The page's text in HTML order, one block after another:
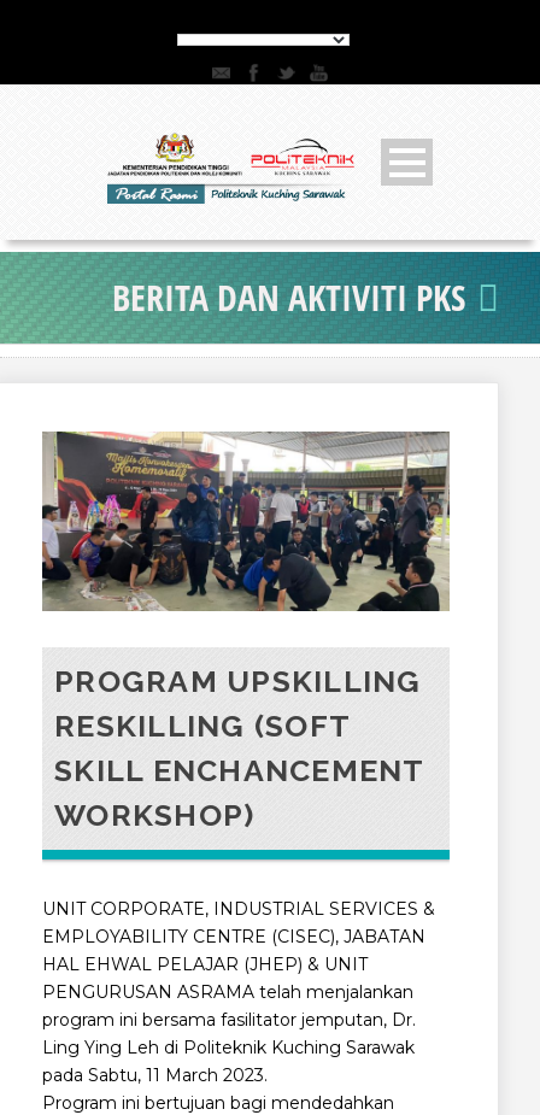
BERITA DAN AKTIVITI PKS
PROGRAM UPSKILLING
RESKILLING (SOFT
SKILL ENCHANCEMENT
WORKSHOP)
UNIT CORPORATE, INDUSTRIAL SERVICES &
EMPLOYABILITY CENTRE (CISEC), JABATAN
HAL EHWAL PELAJAR (JHEP) & UNIT
PENGURUSAN ASRAMA telah menjalankan
program ini bersama fasilitator jemputan, Dr.
Ling Ying Leh di Politeknik Kuching Sarawak
pada Sabtu, 11 March 2023.
Program ini bertujuan bagi mendedahkan